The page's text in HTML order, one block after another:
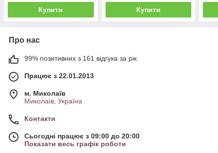
Купити Купити
Про нас
99% позитивних з 161 відгука за рік
Працює з 22.01.2013
м. Миколаїв
Миколаїв, Україна
Контакти
Сьогодні працює з 09:00 до 20:00
Показати весь графік роботи